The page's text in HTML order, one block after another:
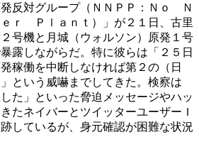
反対グループ（ＮＮＰＰ：Ｎｏ Ｎ
ｒ Ｐｌａｎｔ）」が２１日、古里
２号機と月城（ウォルソン）原発１号
露しながらだ。特に彼らは「２５日
稼働を中断しなければ第２の（日
という威嚇までしてきた。検察は
た」といった脅迫メッセージやハッ
たネイバーとツイッターユーザーＩ
しているが、身元確認が困難な状況